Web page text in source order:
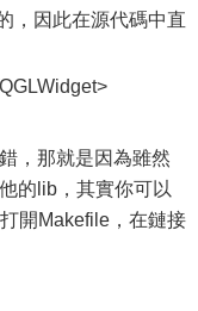
，因此在源代碼中直
，那就是因為雖然
的lib，其實你可以
開Makefile，在鏈接